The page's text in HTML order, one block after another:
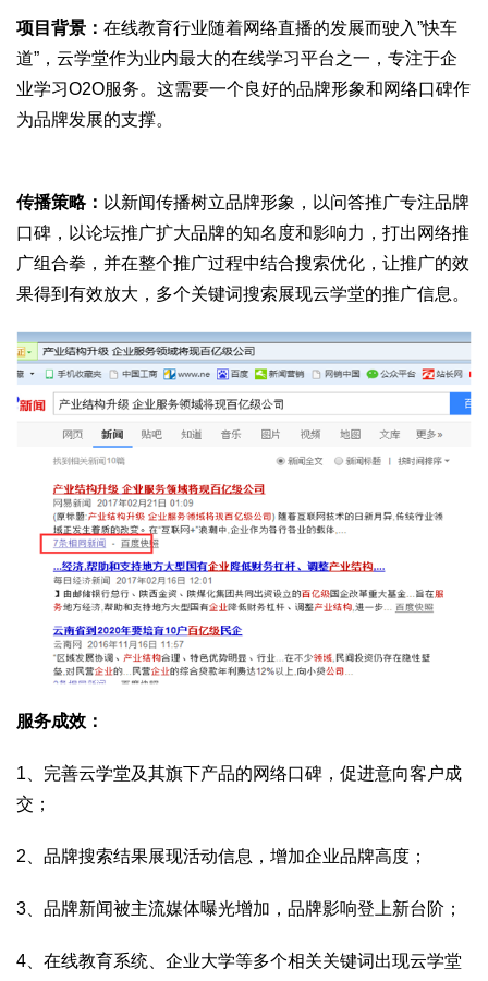
项目背景： 在线教育行业随着网络直播的发展而驶入”快车
道”，云学堂作为业内最大的在线学习平台之一，专注于企
业学习O2O服务。这需要一个良好的品牌形象和网络口碑作
为品牌发展的支撑。
传播策略： 以新闻传播树立品牌形象，以问答推广专注品牌
口碑，以论坛推广扩大品牌的知名度和影响力，打出网络推
广组合拳，并在整个推广过程中结合搜索优化，让推广的效
果得到有效放大，多个关键词搜索展现云学堂的推广信息。
服务成效：
1、完善云学堂及其旗下产品的网络口碑，促进意向客户成
交；
2、品牌搜索结果展现活动信息，增加企业品牌高度；
3、品牌新闻被主流媒体曝光增加，品牌影响登上新台阶；
4、在线教育系统、企业大学等多个相关关键词出现云学堂